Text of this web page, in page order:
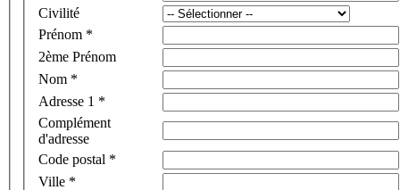
Civilité
Prénom *
2ème Prénom
Nom *
Adresse 1 *
Complément
d'adresse
Code postal *
Ville *